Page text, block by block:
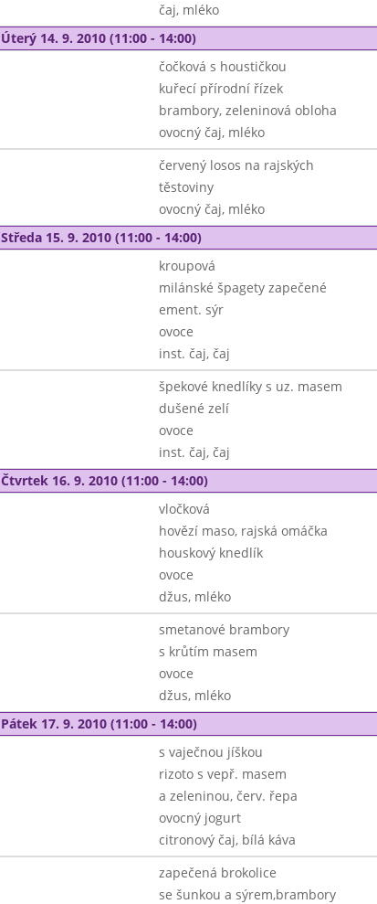
čaj, mléko
Úterý 14. 9. 2010 (11:00 - 14:00)
čočková s houstičkou
kuřecí přírodní řízek
brambory, zeleninová obloha
ovocný čaj, mléko
červený losos na rajských
těstoviny
ovocný čaj, mléko
Středa 15. 9. 2010 (11:00 - 14:00)
kroupová
milánské špagety zapečené
ement. sýr
ovoce
inst. čaj, čaj
špekové knedlíky s uz. masem
dušené zelí
ovoce
inst. čaj, čaj
Čtvrtek 16. 9. 2010 (11:00 - 14:00)
vločková
hovězí maso, rajská omáčka
houskový knedlík
ovoce
džus, mléko
smetanové brambory
s krůtím masem
ovoce
džus, mléko
Pátek 17. 9. 2010 (11:00 - 14:00)
s vaječnou jíškou
rizoto s vepř. masem
a zeleninou, červ. řepa
ovocný jogurt
citronový čaj, bílá káva
zapečená brokolice
se šunkou a sýrem,brambory